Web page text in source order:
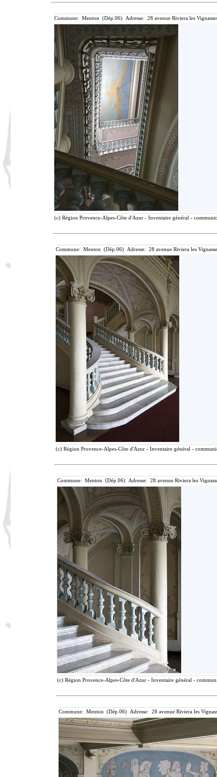
Commune: Menton (Dép.06) Adresse: 28 avenue Riviera les
(c) Région Provence-Alpes-Côte d'Azur - Inventaire général -
Commune: Menton (Dép.06) Adresse: 28 avenue Riviera les
(c) Région Provence-Alpes-Côte d'Azur - Inventaire général -
Commune: Menton (Dép.06) Adresse: 28 avenue Riviera les
(c) Région Provence-Alpes-Côte d'Azur - Inventaire général -
Commune: Menton (Dép.06) Adresse: 28 avenue Riviera les